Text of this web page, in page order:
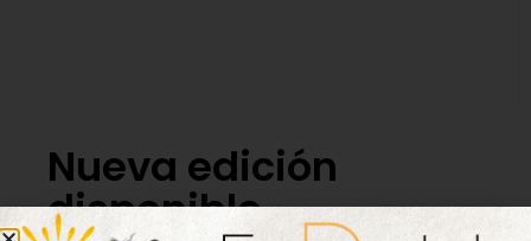
Nueva edición
disponible